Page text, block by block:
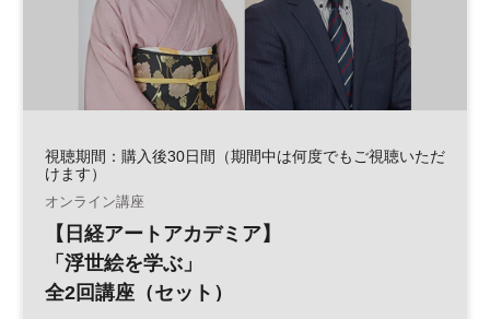
視聴期間：購入後30日間（期間中は何度でもご視聴いただ
けます）
オンライン講座
【日経アートアカデミア】
「浮世絵を学ぶ」
全2回講座（セット）